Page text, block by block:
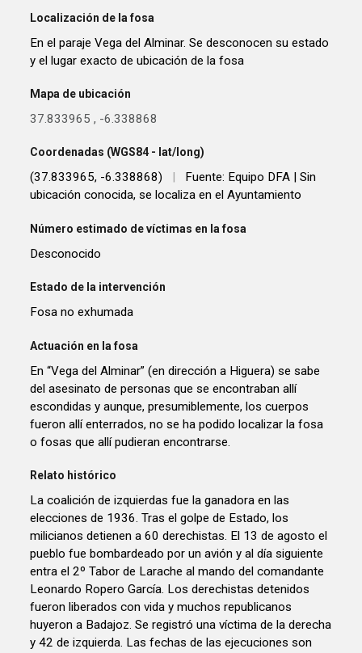
Localización de la fosa
En el paraje Vega del Alminar. Se desconocen su estado
y el lugar exacto de ubicación de la fosa
Mapa de ubicación
37.833965 , -6.338868
Coordenadas (WGS84 - lat/long)
(37.833965, -6.338868)
Fuente: Equipo DFA | Sin
ubicación conocida, se localiza en el Ayuntamiento
Número estimado de víctimas en la fosa
Desconocido
Estado de la intervención
Fosa no exhumada
Actuación en la fosa
En “Vega del Alminar” (en dirección a Higuera) se sabe
del asesinato de personas que se encontraban allí
escondidas y aunque, presumiblemente, los cuerpos
fueron allí enterrados, no se ha podido localizar la fosa
o fosas que allí pudieran encontrarse.
Relato histórico
La coalición de izquierdas fue la ganadora en las
elecciones de 1936. Tras el golpe de Estado, los
milicianos detienen a 60 derechistas. El 13 de agosto el
pueblo fue bombardeado por un avión y al día siguiente
entra el 2º Tabor de Larache al mando del comandante
Leonardo Ropero García. Los derechistas detenidos
fueron liberados con vida y muchos republicanos
huyeron a Badajoz. Se registró una víctima de la derecha
y 42 de izquierda. Las fechas de las ejecuciones son